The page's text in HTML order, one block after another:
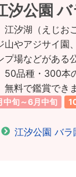
汐公園 バ
江汐湖（えじお
山やアジサイ園
場などがある
50品種・300本
料で鑑賞でき
中旬～6月中旬
江汐公園 バ